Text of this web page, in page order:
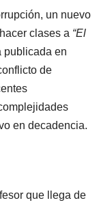
un nuevo
clases a “El
publicada en
de
en decadencia.
que llega de